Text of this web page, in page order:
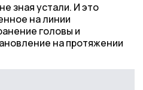
зная устали. И это
на линии
головы и
на протяжении